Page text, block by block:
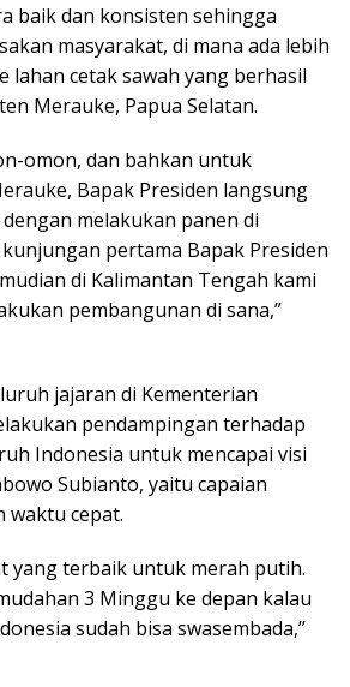
baik dan konsisten sehingga
masyarakat, di mana ada lebih
lahan cetak sawah yang berhasil
Merauke, Papua Selatan.
omon, dan bahkan untuk
Bapak Presiden langsung
melakukan panen di
pertama Bapak Presiden
di Kalimantan Tengah kami
pembangunan di sana,”
jajaran di Kementerian
pendampingan terhadap
Indonesia untuk mencapai visi
Subianto, yaitu capaian
waktu cepat.
yang terbaik untuk merah putih.
3 Minggu ke depan kalau
sudah bisa swasembada,”